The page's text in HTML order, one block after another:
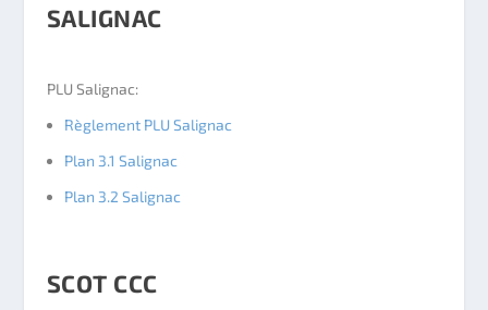
SALIGNAC
PLU Salignac:
Règlement PLU Salignac
Plan 3.1 Salignac
Plan 3.2 Salignac
SCOT CCC